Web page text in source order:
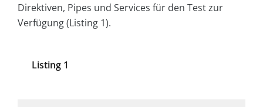
Direktiven, Pipes und Services für den Test zur
Verfügung (Listing 1).
Listing 1